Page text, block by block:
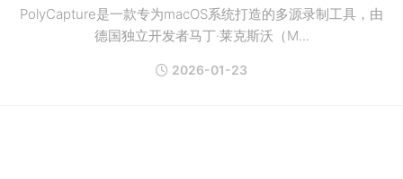
PolyCapture是一款专为macOS系统打造的多源录制工具，由
德国独立开发者马丁·莱克斯沃（M...
2026-01-23